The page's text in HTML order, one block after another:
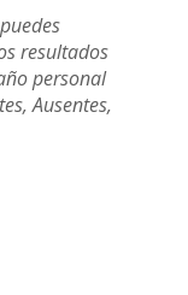
resultados
personal
Ausentes,